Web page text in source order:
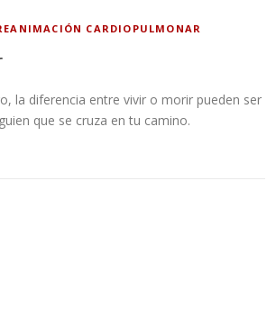
CARDIOPULMONAR
la diferencia entre vivir o morir pueden ser
que se cruza en tu camino.